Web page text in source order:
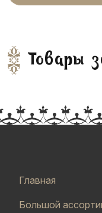
Товары
Главная
Большой